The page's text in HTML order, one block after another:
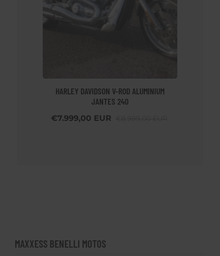
HARLEY DAVIDSON V-ROD ALUMINIUM
JANTES 240
€7.999,00 EUR
MAXXESS BENELLI MOTOS